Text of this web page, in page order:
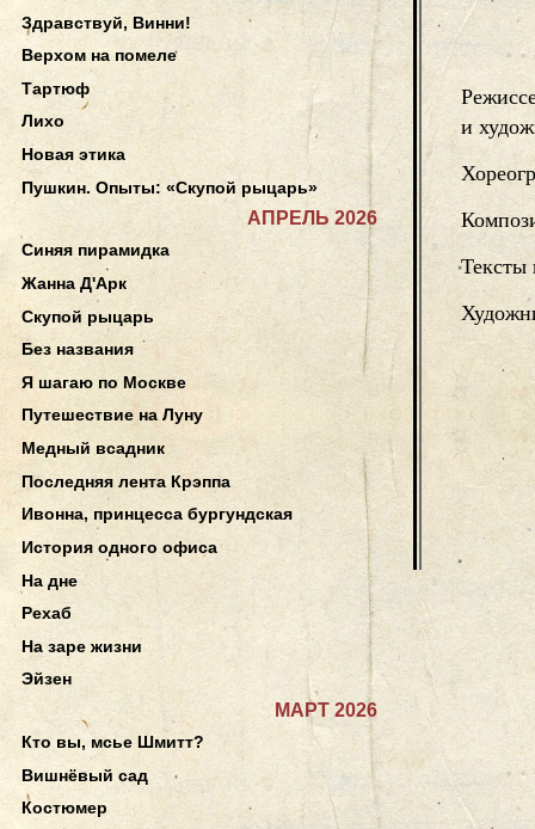
и
Тексты
Здравствуй, Винни!
Верхом на помеле
Тартюф
Лихо
Новая этика
Пушкин. Опыты: «Скупой рыцарь»
АПРЕЛЬ 2026
Синяя пирамидка
Жанна Д'Арк
Скупой рыцарь
Без названия
Я шагаю по Москве
Путешествие на Луну
Медный всадник
Последняя лента Крэппа
Ивонна, принцесса бургундская
История одного офиса
На дне
Рехаб
На заре жизни
Эйзен
МАРТ 2026
Кто вы, мсье Шмитт?
Вишнёвый сад
Костюмер